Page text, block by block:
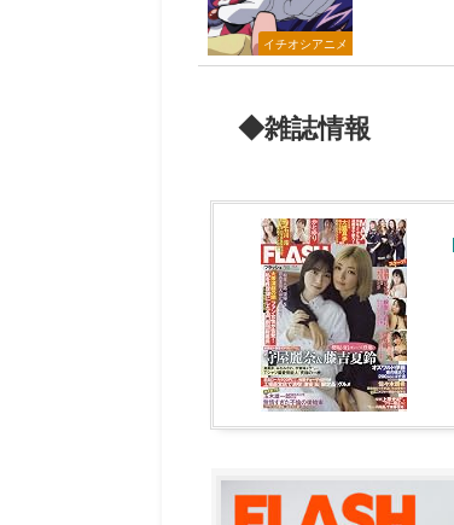
イチオシアニメ
◆雑誌情報